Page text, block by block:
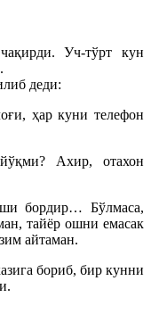
Уч-тўрт кун
деди:
ҳар куни телефон
Ахир, отахон
бордир… Бўлмаса,
тайёр ошни емасак
айтаман.
бориб, бир кунни